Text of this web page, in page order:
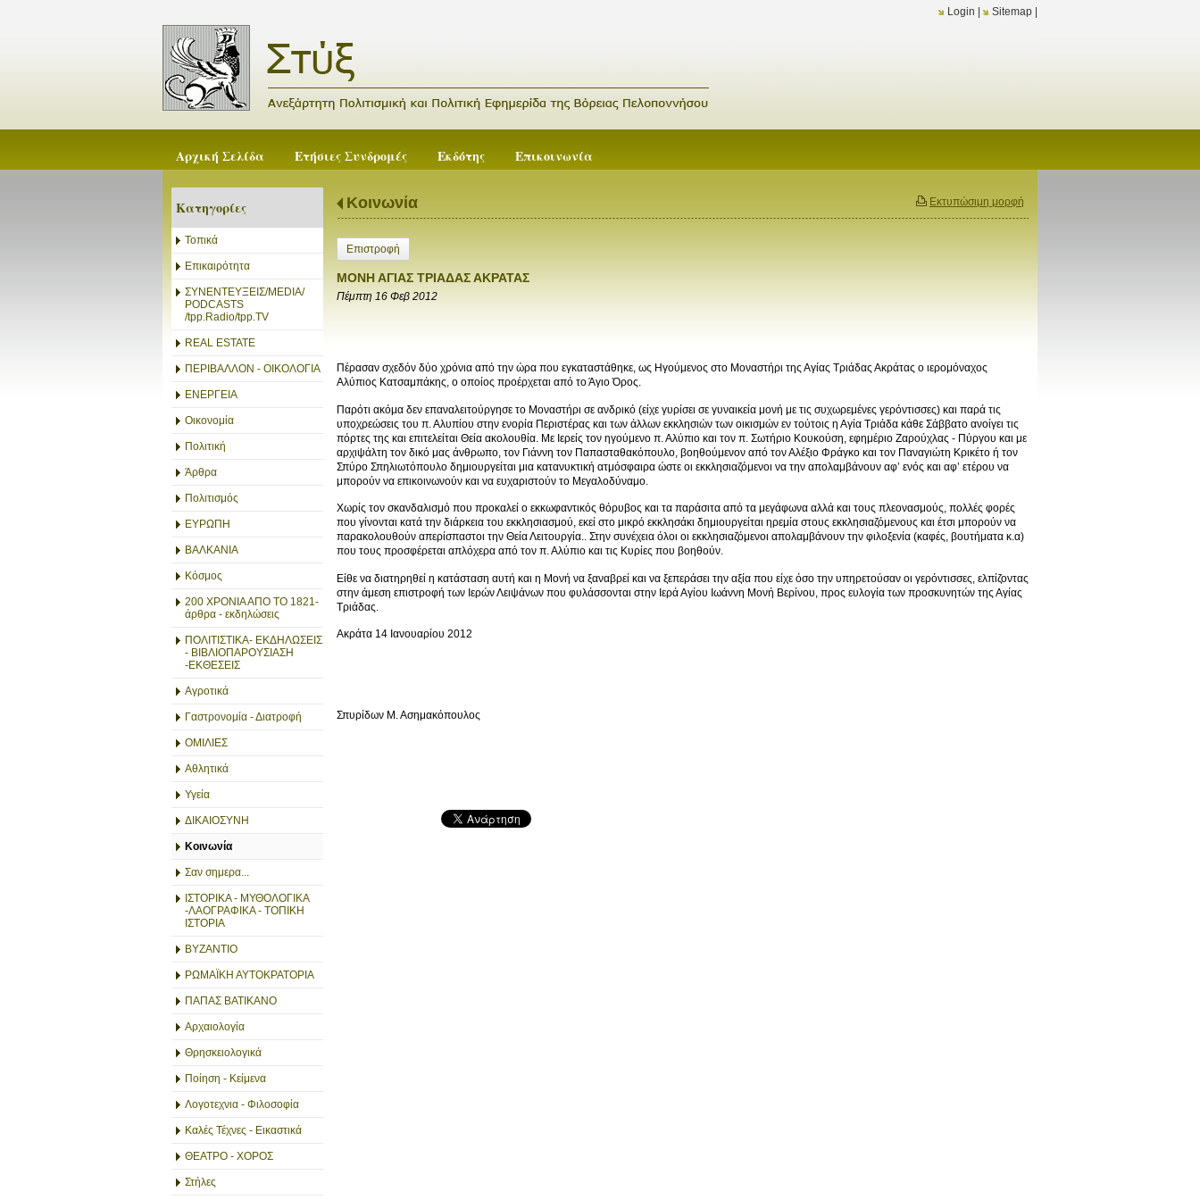
Login Sitemap
Αρχική Σελίδα Ετήσιες Συνδρομές Εκδότης Επικοινωνία
Κατηγορίες
Τοπικά
Επικαιρότητα
ΣΥΝΕΝΤΕΥΞΕΙΣ/MEDIA/
PODCASTS
/tpp.Radio/tpp.TV
REAL ESTATE
ΠΕΡΙΒΑΛΛΟΝ - ΟΙΚΟΛΟΓΙΑ
ΕΝΕΡΓΕΙΑ
Οικονομία
Πολιτική
Άρθρα
Πολιτισμός
ΕΥΡΩΠΗ
ΒΑΛΚΑΝΙΑ
Κόσμος
200 ΧΡΟΝΙΑ ΑΠΟ ΤΟ 1821-
άρθρα - εκδηλώσεις
ΠΟΛΙΤΙΣΤΙΚΑ- ΕΚΔΗΛΩΣΕΙΣ
- ΒΙΒΛΙΟΠΑΡΟΥΣΙΑΣΗ
-ΕΚΘΕΣΕΙΣ
Αγροτικά
Γαστρονομία - Διατροφή
ΟΜΙΛΙΕΣ
Αθλητικά
Υγεία
ΔΙΚΑΙΟΣΥΝΗ
Κοινωνία
Σαν σημερα...
ΙΣΤΟΡΙΚΑ - ΜΥΘΟΛΟΓΙΚΑ
-ΛΑΟΓΡΑΦΙΚΑ - ΤΟΠΙΚΗ
ΙΣΤΟΡΙΑ
ΒΥΖΑΝΤΙΟ
ΡΩΜΑΪΚΗ ΑΥΤΟΚΡΑΤΟΡΙΑ
ΠΑΠΑΣ ΒΑΤΙΚΑΝΟ
Αρχαιολογία
Θρησκειολογικά
Ποίηση - Κείμενα
Λογοτεχνια - Φιλοσοφία
Καλές Τέχνες - Εικαστικά
ΘΕΑΤΡΟ - ΧΟΡΟΣ
Στήλες
Εκτυπώσιμη μορφή
Κοινωνία
Επιστροφή
ΜΟΝΗ ΑΓΙΑΣ ΤΡΙΑΔΑΣ ΑΚΡΑΤΑΣ
Πέμπτη 16 Φεβ 2012
Πέρασαν σχεδόν δύο χρόνια από την ώρα που εγκαταστάθηκε, ως Ηγούμενος στο Μοναστήρι της Αγίας Τριάδας Ακράτας ο ιερομόναχος
Αλύπιος Κατσαμπάκης, ο οποίος προέρχεται από το Άγιο Όρος.
Παρότι ακόμα δεν επαναλειτούργησε το Μοναστήρι σε ανδρικό (είχε γυρίσει σε γυναικεία μονή με τις συχωρεμένες γερόντισσες) και παρά τις
υποχρεώσεις του π. Αλυπίου στην ενορία Περιστέρας και των άλλων εκκλησιών των οικισμών εν τούτοις η Αγία Τριάδα κάθε Σάββατο ανοίγει τις
πόρτες της και επιτελείται Θεία ακολουθία. Με Ιερείς τον ηγούμενο π. Αλύπιο και τον π. Σωτήριο Κουκούση, εφημέριο Ζαρούχλας - Πύργου και με
αρχιψάλτη τον δικό μας άνθρωπο, τον Γιάννη τον Παπασταθακόπουλο, βοηθούμενον από τον Αλέξιο Φράγκο και τον Παναγιώτη Κρικέτο ή τον
Σπύρο Σπηλιωτόπουλο δημιουργείται μια κατανυκτική ατμόσφαιρα ώστε οι εκκλησιαζόμενοι να την απολαμβάνουν αφ’ ενός και αφ’ ετέρου να
μπορούν να επικοινωνούν και να ευχαριστούν το Μεγαλοδύναμο.
Χωρίς τον σκανδαλισμό που προκαλεί ο εκκωφαντικός θόρυβος και τα παράσιτα από τα μεγάφωνα αλλά και τους πλεονασμούς, πολλές φορές
που γίνονται κατά την διάρκεια του εκκλησιασμού, εκεί στο μικρό εκκλησάκι δημιουργείται ηρεμία στους εκκλησιαζόμενους και έτσι μπορούν να
παρακολουθούν απερίσπαστοι την Θεία Λειτουργία.. Στην συνέχεια όλοι οι εκκλησιαζόμενοι απολαμβάνουν την φιλοξενία (καφές, βουτήματα κ.α)
που τους προσφέρεται απλόχερα από τον π. Αλύπιο και τις Κυρίες που βοηθούν.
Είθε να διατηρηθεί η κατάσταση αυτή και η Μονή να ξαναβρεί και να ξεπεράσει την αξία που είχε όσο την υπηρετούσαν οι γερόντισσες, ελπίζοντας
στην άμεση επιστροφή των Ιερών Λειψάνων που φυλάσσονται στην Ιερά Αγίου Ιωάννη Μονή Βερίνου, προς ευλογία των προσκυνητών της Αγίας
Τριάδας.
Ακράτα 14 Ιανουαρίου 2012
Σπυρίδων Μ. Ασημακόπουλος